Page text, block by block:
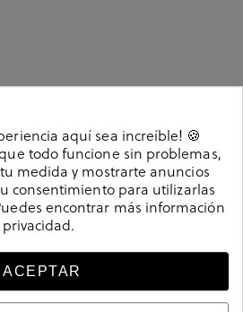
en negro. Deportivas de lona,
y suela contrastadas.
plantilla no es extraible. Hecho
aquí sea increíble! 🍪
todo funcione sin problemas,
medida y mostrarte anuncios
consentimiento para utilizarlas
encontrar más información
.
ACEPTAR